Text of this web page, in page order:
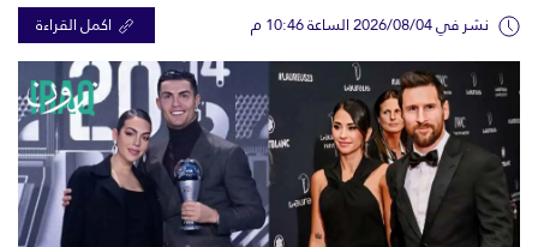
نشر في 2026/08/04 الساعة 10:46 م اكمل القراءة